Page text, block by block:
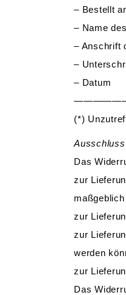
– Bestellt
– Name
– Anschrift
–
– Datum
(*)
Das
zur
zur
zur
werden
zur
Das